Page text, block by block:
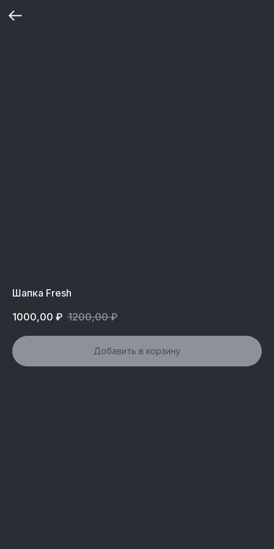
Шапка Fresh
1000,00 ₽ 1200,00 ₽
Добавить в корзину